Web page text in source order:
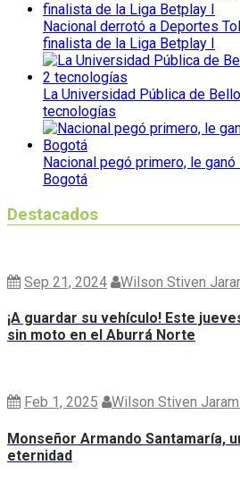
Nacional derrotó a Deportes
finalista de la Liga Betplay I
La Universidad Pública de
tecnologías
Nacional pegó primero, le
Bogotá
Destacados
Sep 21, 2024 Wilson Stiven
¡A guardar su vehículo! Este
sin moto en el Aburrá Norte
Feb 1, 2025 Wilson Stiven
Monseñor Armando Santamaría,
eternidad